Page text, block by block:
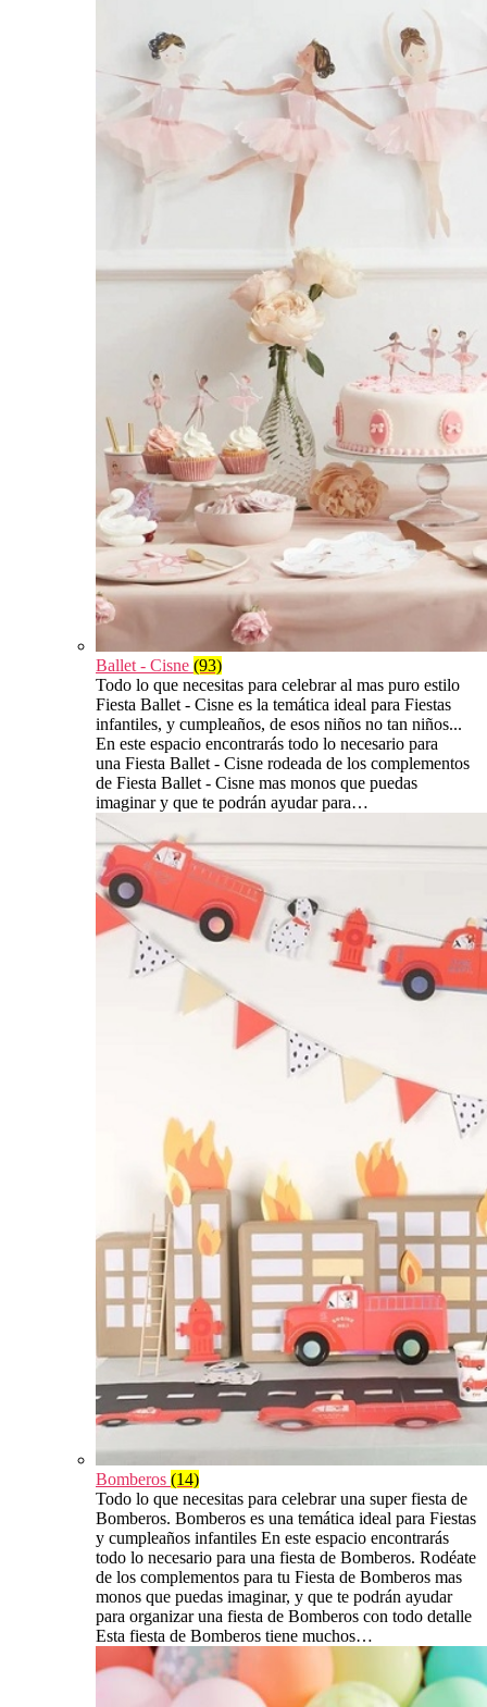
Ballet - Cisne (93)
Todo lo que necesitas para celebrar al mas puro estilo
Fiesta Ballet - Cisne es la temática ideal para Fiestas
infantiles, y cumpleaños, de esos niños no tan niños...
En este espacio encontrarás todo lo necesario para
una Fiesta Ballet - Cisne rodeada de los complementos
de Fiesta Ballet - Cisne mas monos que puedas
imaginar y que te podrán ayudar para…
Bomberos (14)
Todo lo que necesitas para celebrar una super fiesta de
Bomberos. Bomberos es una temática ideal para Fiestas
y cumpleaños infantiles En este espacio encontrarás
todo lo necesario para una fiesta de Bomberos. Rodéate
de los complementos para tu Fiesta de Bomberos mas
monos que puedas imaginar, y que te podrán ayudar
para organizar una fiesta de Bomberos con todo detalle
Esta fiesta de Bomberos tiene muchos…